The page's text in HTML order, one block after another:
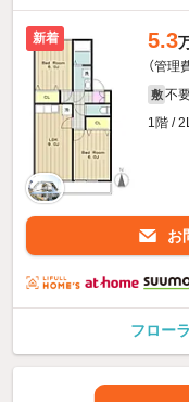
新着 5.3
（管理
敷 不
1階 /
お
フロー